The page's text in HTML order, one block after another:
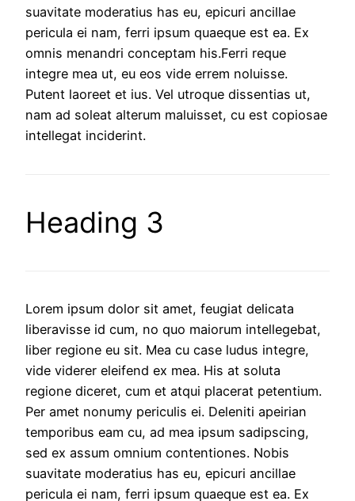
suavitate moderatius has eu, epicuri ancillae
pericula ei nam, ferri ipsum quaeque est ea. Ex
omnis menandri conceptam his.Ferri reque
integre mea ut, eu eos vide errem noluisse.
Putent laoreet et ius. Vel utroque dissentias ut,
nam ad soleat alterum maluisset, cu est copiosae
intellegat inciderint.
Heading 3
Lorem ipsum dolor sit amet, feugiat delicata
liberavisse id cum, no quo maiorum intellegebat,
liber regione eu sit. Mea cu case ludus integre,
vide viderer eleifend ex mea. His at soluta
regione diceret, cum et atqui placerat petentium.
Per amet nonumy periculis ei. Deleniti apeirian
temporibus eam cu, ad mea ipsum sadipscing,
sed ex assum omnium contentiones. Nobis
suavitate moderatius has eu, epicuri ancillae
pericula ei nam, ferri ipsum quaeque est ea. Ex